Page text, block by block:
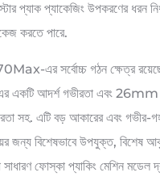
প্যাক প্যাকেজিং উপকরণের ধরন
করতে পারে.
এর সর্বোচ্চ গঠন ক্ষেত্র
আদর্শ গভীরতা এবং 26mm
সহ. এটি বড় আকারের এবং গভীর-
জন্য বিশেষভাবে উপযুক্ত, বিশেষ
সাধারণ ফোস্কা প্যাকিং মেশিন মডেল